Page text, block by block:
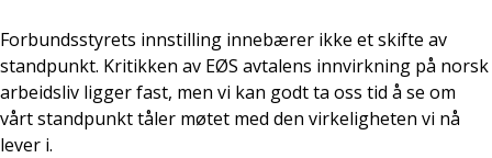
Forbundsstyrets innstilling innebærer ikke et skifte av
standpunkt. Kritikken av EØS avtalens innvirkning på norsk
arbeidsliv ligger fast, men vi kan godt ta oss tid å se om
vårt standpunkt tåler møtet med den virkeligheten vi nå
lever i.